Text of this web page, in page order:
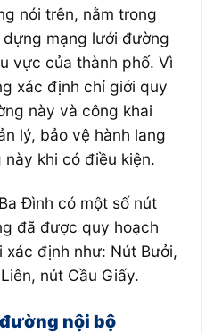
nói trên, nằm trong
mạng lưới đường
vực của thành phố. Vì
xác định chỉ giới quy
này và công khai
lý, bảo vệ hành lang
khi có điều kiện.
Đình có một số nút
đã được quy hoạch
xác định như: Nút Bưởi,
nút Cầu Giấy.
nội bộ